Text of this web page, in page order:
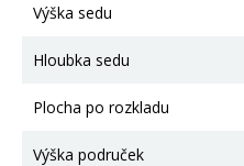
Výška sedu
Hloubka sedu
Plocha po rozkladu
Výška područek